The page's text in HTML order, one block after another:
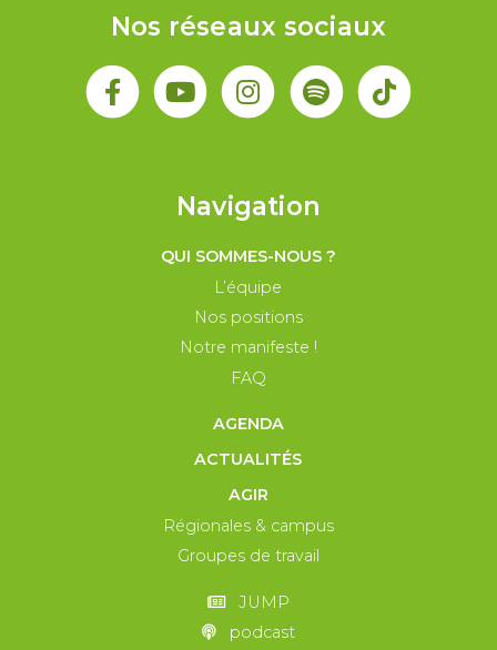
Nos réseaux sociaux
Navigation
QUI SOMMES-NOUS ?
L’équipe
Nos positions
Notre manifeste !
FAQ
AGENDA
ACTUALITÉS
AGIR
Régionales & campus
Groupes de travail
JUMP
podcast